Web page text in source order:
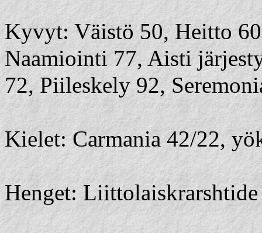
Kyvyt: Väistö 50, Heitto
Naamiointi 77, Aisti
72, Piileskely 92,
Kielet: Carmania 42/22,
Henget: